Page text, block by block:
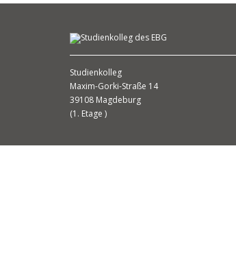
Studienkolleg
Maxim-Gorki-Straße 14
39108 Magdeburg
(1. Etage )